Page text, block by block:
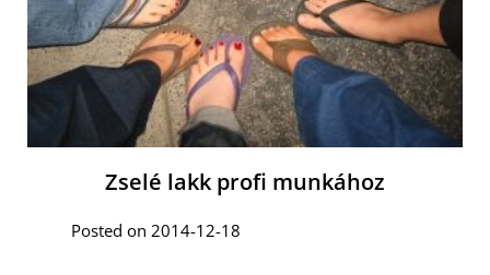
Zselé lakk profi munkához
Posted on 2014-12-18